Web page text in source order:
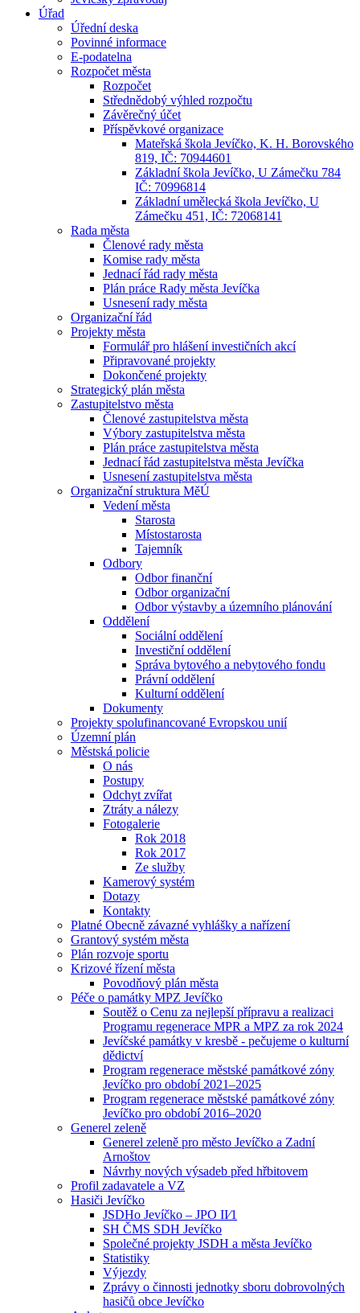
Úřad
Úřední deska
Povinné informace
E-podatelna
Rozpočet města
Rozpočet
Střednědobý výhled rozpočtu
Závěrečný účet
Příspěvkové organizace
Mateřská škola Jevíčko, K. H. Borovského
819, IČ: 70944601
Základní škola Jevíčko, U Zámečku 784
IČ: 70996814
Základní umělecká škola Jevíčko, U
Zámečku 451, IČ: 72068141
Rada města
Členové rady města
Komise rady města
Jednací řád rady města
Plán práce Rady města Jevíčka
Usnesení rady města
Organizační řád
Projekty města
Formulář pro hlášení investičních akcí
Připravované projekty
Dokončené projekty
Strategický plán města
Zastupitelstvo města
Členové zastupitelstva města
Výbory zastupitelstva města
Plán práce zastupitelstva města
Jednací řád zastupitelstva města Jevíčka
Usnesení zastupitelstva města
Organizační struktura MěÚ
Vedení města
Starosta
Místostarosta
Tajemník
Odbory
Odbor finanční
Odbor organizační
Odbor výstavby a územního plánování
Oddělení
Sociální oddělení
Investiční oddělení
Správa bytového a nebytového fondu
Právní oddělení
Kulturní oddělení
Dokumenty
Projekty spolufinancované Evropskou unií
Územní plán
Městská policie
O nás
Postupy
Odchyt zvířat
Ztráty a nálezy
Fotogalerie
Rok 2018
Rok 2017
Ze služby
Kamerový systém
Dotazy
Kontakty
Platné Obecně závazné vyhlášky a nařízení
Grantový systém města
Plán rozvoje sportu
Krizové řízení města
Povodňový plán města
Péče o památky MPZ Jevíčko
Soutěž o Cenu za nejlepší přípravu a realizaci
Programu regenerace MPR a MPZ za rok 2024
Jevíčské památky v kresbě - pečujeme o kulturní
dědictví
Program regenerace městské památkové zóny
Jevíčko pro období 2021–2025
Program regenerace městské památkové zóny
Jevíčko pro období 2016–2020
Generel zeleně
Generel zeleně pro město Jevíčko a Zadní
Arnoštov
Návrhy nových výsadeb před hřbitovem
Profil zadavatele a VZ
Hasiči Jevíčko
JSDHo Jevíčko – JPO II⁄1
SH ČMS SDH Jevíčko
Společné projekty JSDH a města Jevíčko
Statistiky
Výjezdy
Zprávy o činnosti jednotky sboru dobrovolných
hasičů obce Jevíčko